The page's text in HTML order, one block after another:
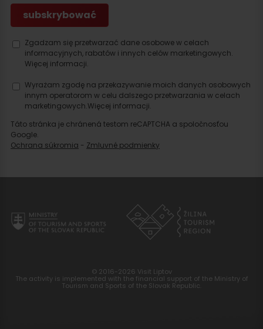
Zgadzam się przetwarzać dane osobowe w celach
informacyjnych, rabatów i innych celów marketingowych.
Więcej informacji.
Wyrażam zgodę na przekazywanie moich danych osobowych
innym operatorom w celu dalszego przetwarzania w celach
marketingowych.Więcej informacji.
Táto stránka je chránená testom reCAPTCHA a spoločnosťou
Google.
Ochrana súkromia - Zmluvné podmienky
© 2016-2026 Visit Liptov
The activity is implemented with the financial support of the Ministry of
Tourism and Sports of the Slovak Republic.